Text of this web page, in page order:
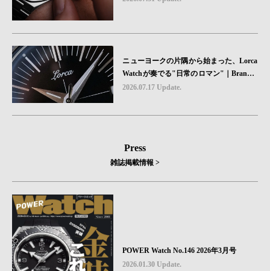
ニューヨークの片隅から始まった、Lorca
Watchが奏でる"日常のロマン"｜Brand P
icks #08
2026.07.17 Update.
Press
雑誌掲載情報 >
POWER Watch No.146 2026年3月号
2026.01.30 Update.